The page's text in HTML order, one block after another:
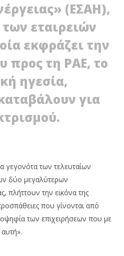
EΣΑΗ: Να καλύψει η κυβέρνηση
το κόστος ΥΚΩ
31/01/2012
EnergyIn
(ΕΣΑΗ),
εταιρειών
εκφράζει την
προς τη ΡΑΕ, το
ηγεσία,
για
γεγονότα των τελευταίων
δύο μεγαλύτερων
πλήττουν την εικόνα της
που γίνονται από
των επιχειρήσεων που με